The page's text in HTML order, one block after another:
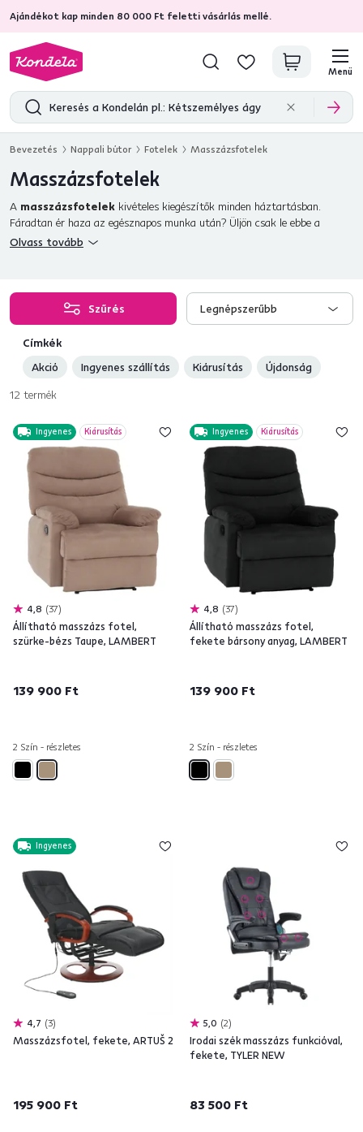
Ajándékot kap minden 80 000 Ft feletti vásárlás mellé.
4,7 31 157 ellenőrzött termékértékelések
Menü
Bevezetés Nappali bútor Fotelek Masszázsfotelek
Masszázsfotelek
A masszázsfotelek kivételes kiegészítők minden háztartásban.
Fáradtan ér haza az egésznapos munka után? Üljön csak le ebbe a
fotelbe , és élvezze a masszázsfotelek csodáit anélkül, hogy elkéne
masszázsfotelek modern kialakításukkal minden vendéget azonnal
elbűvölnek. Elég csak kipróbálniuk ezt a kényelmes darabot. Esetleg az
álma egy elektromosan fűtött masszázsfotel lábtartóval? Nálunk
masszázsszék, vagy luxust idéző masszázsfotelek. A
legjobb
magát minsőségi
Olvass tovább
Szűrés Legnépszerűbb
Címkék
Akció
Ingyenes szállítás Kiárusítás
Újdonság
12 termék
Ingyenes Kiárusítás
4,8 37
Állítható masszázs fotel,
szürke-bézs Taupe, LAMBERT
139 900 Ft
2 Szín - részletes
Ingyenes Kiárusítás
4,8 37
Állítható masszázs fotel,
fekete bársony anyag, LAMBERT
139 900 Ft
2 Szín - részletes
Ingyenes
4,7 3
Masszázsfotel, fekete, ARTUŠ 2
195 900 Ft
5,0 2
Irodai szék masszázs funkcióval,
fekete, TYLER NEW
83 500 Ft